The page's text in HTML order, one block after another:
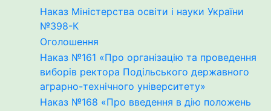
Наказ Міністерства освіти і науки України
№398-К
Оголошення
Наказ №161 «Про організацію та проведення
виборів ректора Подільського державного
аграрно-технічного університету»
Наказ №168 «Про введення в дію положень